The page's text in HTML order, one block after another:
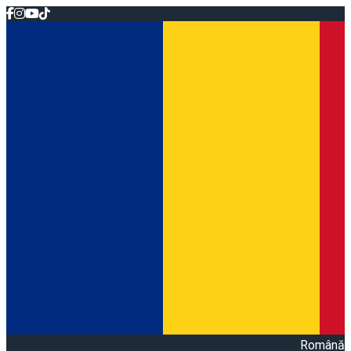
Română